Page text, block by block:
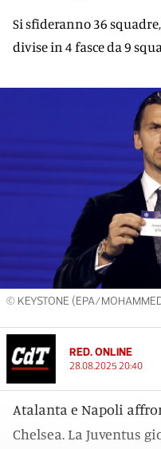
Si sfideranno 36
divise in 4 fasce da 9
© KEYSTONE (EPA/
RED. ONLINE
28.08.2025 20:40
Atalanta e Napoli
Chelsea. La Juventus